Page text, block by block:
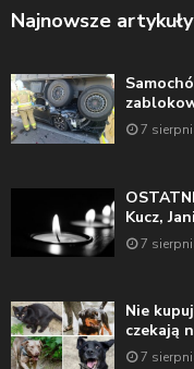
Najnowsze artykuły
7
Kucz,
7
Nie
czekają
7